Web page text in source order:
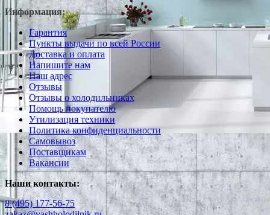
Информация:
Гарантия
Пункты выдачи по всей России
Доставка и оплата
Напишите нам
Наш адрес
Отзывы
Отзывы о холодильниках
Помощь покупателю
Утилизация техники
Политика конфиденциальности
Самовывоз
Поставщикам
Вакансии
Наши контакты:
8 (495) 177-56-75